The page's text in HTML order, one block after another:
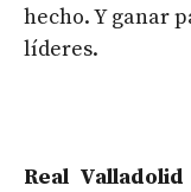
hecho. Y ganar
líderes.
Real